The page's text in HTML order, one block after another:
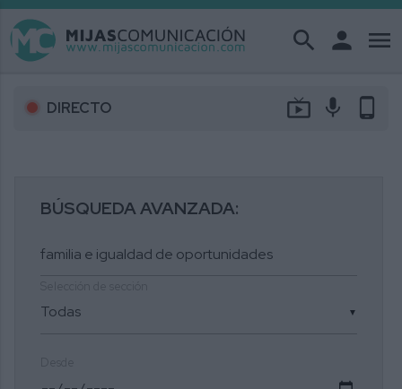
search person menu
DIRECTO live_tv mic phone_android
BÚSQUEDA AVANZADA:
▼